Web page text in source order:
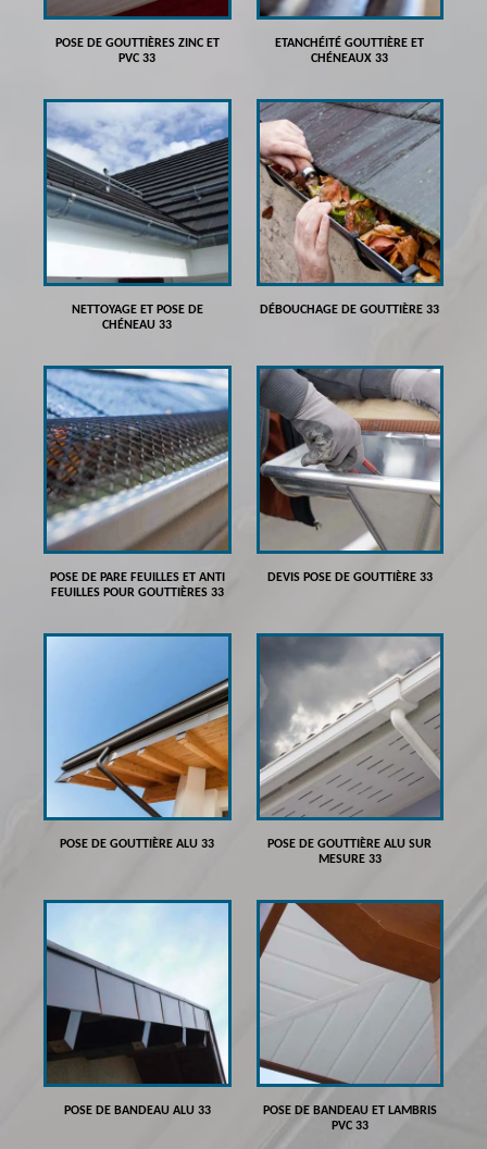
POSE DE GOUTTIÈRES ZINC ET
PVC 33
ETANCHÉITÉ GOUTTIÈRE ET
CHÉNEAUX 33
NETTOYAGE ET POSE DE
CHÉNEAU 33
DÉBOUCHAGE DE GOUTTIÈRE 33
POSE DE PARE FEUILLES ET ANTI
FEUILLES POUR GOUTTIÈRES 33
DEVIS POSE DE GOUTTIÈRE 33
POSE DE GOUTTIÈRE ALU 33
POSE DE GOUTTIÈRE ALU SUR
MESURE 33
POSE DE BANDEAU ALU 33
POSE DE BANDEAU ET LAMBRIS
PVC 33